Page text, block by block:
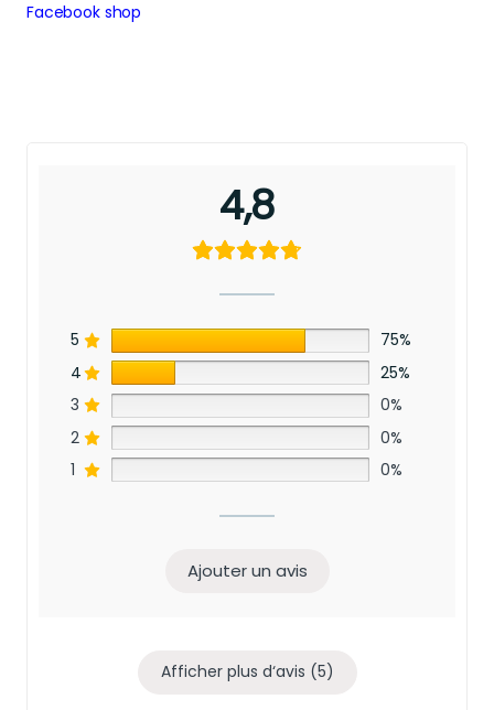
Facebook shop
4,8
5
75%
4
25%
3
0%
2
0%
1
0%
Ajouter un avis
Afficher plus d‘avis (5)